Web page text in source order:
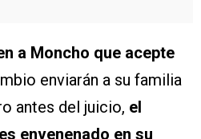
a Moncho que acepte
enviarán a su familia
antes del juicio, el
envenenado en su